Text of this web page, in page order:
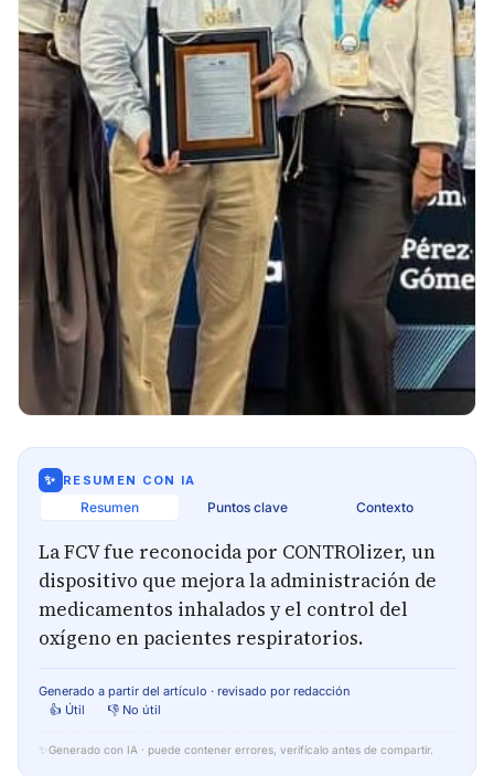
✨ RESUMEN CON IA
Resumen Puntos clave Contexto
La FCV fue reconocida por CONTROlizer, un
dispositivo que mejora la administración de
medicamentos inhalados y el control del
oxígeno en pacientes respiratorios.
Generado a partir del artículo · revisado por redacción
👍 Útil
👎 No útil
✨ Generado con IA · puede contener errores, verifícalo antes de compartir.